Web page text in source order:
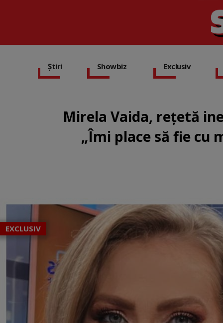
Știri Showbiz Exclusiv
Mirela Vaida, rețetă
„Îmi place să fie cu
EXCLUSIV